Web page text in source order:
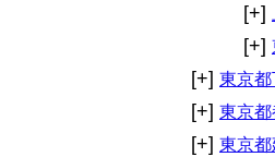
[+]
[+]
[+] 東京
[+] 東京
[+] 東京